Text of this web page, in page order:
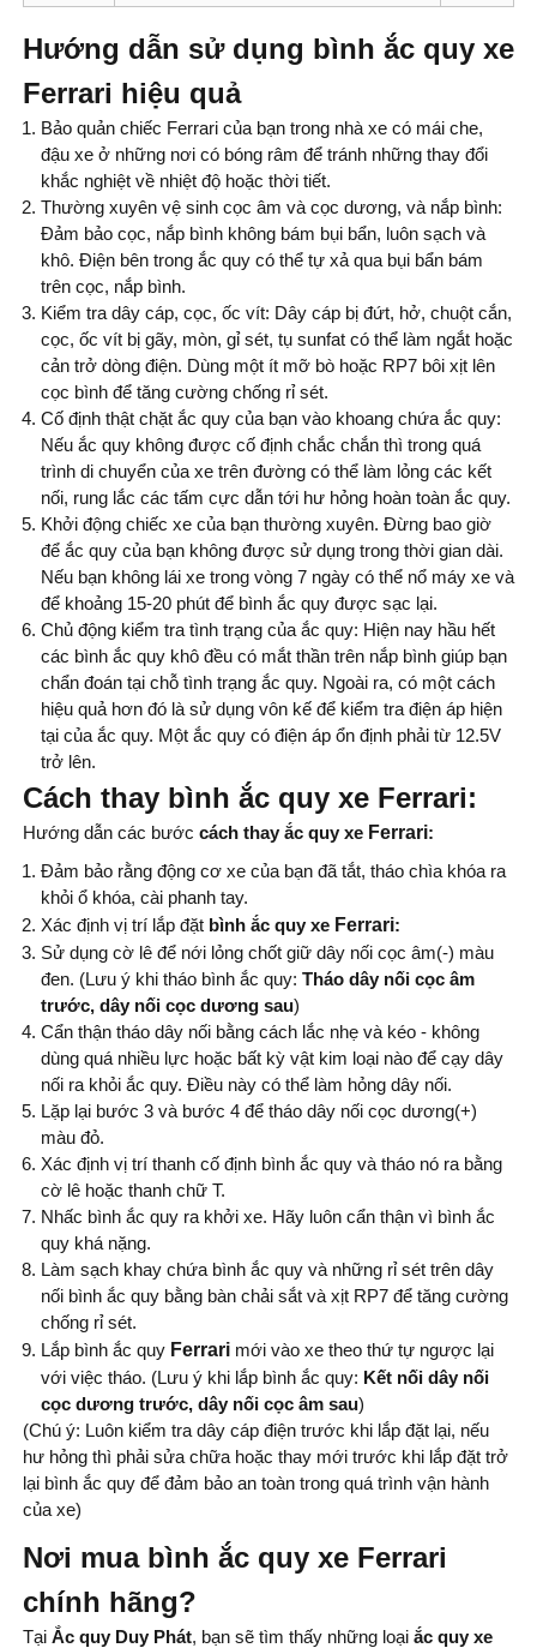
Hướng dẫn sử dụng bình ắc quy xe
Ferrari hiệu quả
Bảo quản chiếc Ferrari của bạn trong nhà xe có mái che,
đậu xe ở những nơi có bóng râm để tránh những thay đổi
khắc nghiệt về nhiệt độ hoặc thời tiết.
Thường xuyên vệ sinh cọc âm và cọc dương, và nắp bình:
Đảm bảo cọc, nắp bình không bám bụi bẩn, luôn sạch và
khô. Điện bên trong ắc quy có thể tự xả qua bụi bẩn bám
trên cọc, nắp bình.
Kiểm tra dây cáp, cọc, ốc vít: Dây cáp bị đứt, hở, chuột cắn,
cọc, ốc vít bị gãy, mòn, gỉ sét, tụ sunfat có thể làm ngắt hoặc
cản trở dòng điện. Dùng một ít mỡ bò hoặc RP7 bôi xịt lên
cọc bình để tăng cường chống rỉ sét.
Cố định thật chặt ắc quy của bạn vào khoang chứa ắc quy:
Nếu ắc quy không được cố định chắc chắn thì trong quá
trình di chuyển của xe trên đường có thể làm lỏng các kết
nối, rung lắc các tấm cực dẫn tới hư hỏng hoàn toàn ắc quy.
Khởi động chiếc xe của bạn thường xuyên. Đừng bao giờ
để ắc quy của bạn không được sử dụng trong thời gian dài.
Nếu bạn không lái xe trong vòng 7 ngày có thể nổ máy xe và
để khoảng 15-20 phút để bình ắc quy được sạc lại.
Chủ động kiểm tra tình trạng của ắc quy: Hiện nay hầu hết
các bình ắc quy khô đều có mắt thần trên nắp bình giúp bạn
chẩn đoán tại chỗ tình trạng ắc quy. Ngoài ra, có một cách
hiệu quả hơn đó là sử dụng vôn kế để kiểm tra điện áp hiện
tại của ắc quy. Một ắc quy có điện áp ổn định phải từ 12.5V
trở lên.
Cách thay bình ắc quy xe Ferrari:
Hướng dẫn các bước cách thay ắc quy xe Ferrari:
Đảm bảo rằng động cơ xe của bạn đã tắt, tháo chìa khóa ra
khỏi ổ khóa, cài phanh tay.
Xác định vị trí lắp đặt bình ắc quy xe Ferrari:
Sử dụng cờ lê để nới lỏng chốt giữ dây nối cọc âm(-) màu
đen. (Lưu ý khi tháo bình ắc quy: Tháo dây nối cọc âm
trước, dây nối cọc dương sau)
Cẩn thận tháo dây nối bằng cách lắc nhẹ và kéo - không
dùng quá nhiều lực hoặc bất kỳ vật kim loại nào để cạy dây
nối ra khỏi ắc quy. Điều này có thể làm hỏng dây nối.
Lặp lại bước 3 và bước 4 để tháo dây nối cọc dương(+)
màu đỏ.
Xác định vị trí thanh cố định bình ắc quy và tháo nó ra bằng
cờ lê hoặc thanh chữ T.
Nhấc bình ắc quy ra khởi xe. Hãy luôn cẩn thận vì bình ắc
quy khá nặng.
Làm sạch khay chứa bình ắc quy và những rỉ sét trên dây
nối bình ắc quy bằng bàn chải sắt và xịt RP7 để tăng cường
chống rỉ sét.
Lắp bình ắc quy Ferrari mới vào xe theo thứ tự ngược lại
với việc tháo. (Lưu ý khi lắp bình ắc quy: Kết nối dây nối
cọc dương trước, dây nối cọc âm sau)
(Chú ý: Luôn kiểm tra dây cáp điện trước khi lắp đặt lại, nếu
hư hỏng thì phải sửa chữa hoặc thay mới trước khi lắp đặt trở
lại bình ắc quy để đảm bảo an toàn trong quá trình vận hành
của xe)
Nơi mua bình ắc quy xe Ferrari
chính hãng?
Tại Ắc quy Duy Phát, bạn sẽ tìm thấy những loại ắc quy xe